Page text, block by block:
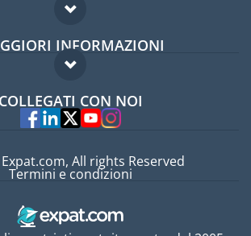
Forum per expat
Guida per expat
INFORMAZIONI
Domande frequenti
Esperti
COLLEGATI CON NOI
All rights Reserved
Termini e condizioni